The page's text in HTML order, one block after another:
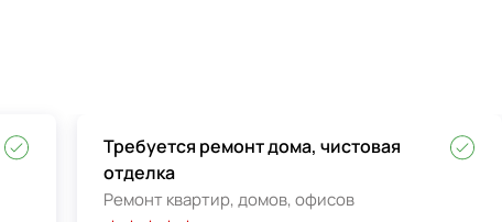
Требуется ремонт дома, чистовая
отделка
Ремонт квартир, домов, офисов